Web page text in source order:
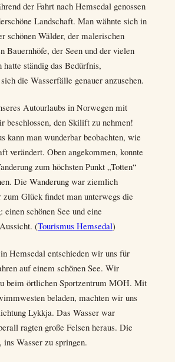
der Fahrt nach Hemsedal genossen
Landschaft. Man wähnte sich in
schönen Wälder, der malerischen
Bauernhöfe, der Seen und der vielen
ständig das Bedürfnis,
die Wasserfälle genauer anzusehen.
Autourlaubs in Norwegen mit
beschlossen, den Skilift zu nehmen!
kann man wunderbar beobachten, wie
verändert. Oben angekommen, konnte
zum höchsten Punkt „Totten“
Die Wanderung war ziemlich
zum Glück findet man unterwegs die
schönen See und eine
(Tourismus Hemsedal)
Hemsedal entschieden wir uns für
auf einem schönen See. Wir
beim örtlichen Sportzentrum MOH. Mit
beladen, machten wir uns
Lykkja. Das Wasser war
ragten große Felsen heraus. Die
Wasser zu springen.